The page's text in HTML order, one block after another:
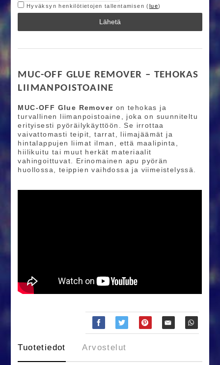
Hyväksyn henkilötietojen tallentamisen (lue)
Lähetä
MUC-OFF GLUE REMOVER – TEHOKAS
LIIMANPOISTOAINE
MUC-OFF Glue Remover on tehokas ja
turvallinen liimanpoistoaine, joka on suunniteltu
erityisesti pyöräilykäyttöön. Se irrottaa
vaivattomasti teipit, tarrat, liimajäämät ja
hintalappujen liimat ilman, että maalipinta,
hiilikuitu tai muut herkät materiaalit
vahingoittuvat. Erinomainen apu pyörän
huollossa, teippien vaihdossa ja viimeistelyssä.
Tuotetiedot Arvostelut